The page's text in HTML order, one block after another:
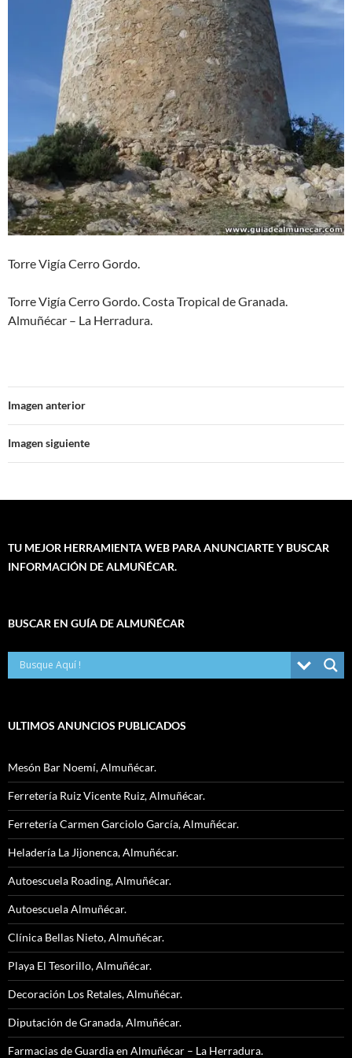
Torre Vigía Cerro Gordo.
Torre Vigía Cerro Gordo. Costa Tropical de Granada.
Almuñécar – La Herradura.
Imagen anterior
Imagen siguiente
TU MEJOR HERRAMIENTA WEB PARA ANUNCIARTE Y BUSCAR
INFORMACIÓN DE ALMUÑÉCAR.
BUSCAR EN GUÍA DE ALMUÑÉCAR
ULTIMOS ANUNCIOS PUBLICADOS
Mesón Bar Noemí, Almuñécar.
Ferretería Ruiz Vicente Ruiz, Almuñécar.
Ferretería Carmen Garciolo García, Almuñécar.
Heladería La Jijonenca, Almuñécar.
Autoescuela Roading, Almuñécar.
Autoescuela Almuñécar.
Clínica Bellas Nieto, Almuñécar.
Playa El Tesorillo, Almuñécar.
Decoración Los Retales, Almuñécar.
Diputación de Granada, Almuñécar.
Farmacias de Guardia en Almuñécar – La Herradura.